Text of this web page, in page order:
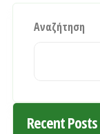
Αναζήτηση
Recent Posts